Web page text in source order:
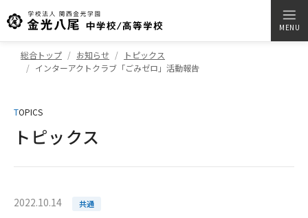
MENU
総合トップ お知らせ
トピックス
インターアクトクラブ「ごみゼロ」活動報告
TOPICS
トピックス
2022.10.14 共通